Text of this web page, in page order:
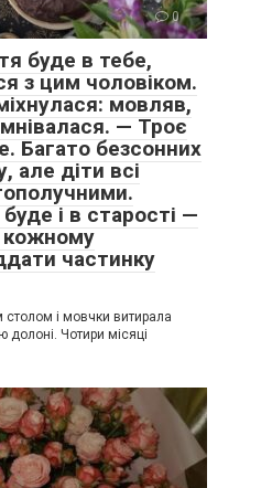
0
буде в тебе,
з цим чоловіком.
мовляв,
— Троє
Багато безсонних
але діти всі
і в старості —
кожному
частинку
столом і мовчки витирала
долоні. Чотири місяці